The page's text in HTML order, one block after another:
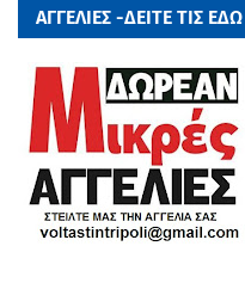
ΑΓΓΕΛΙΕΣ -ΔΕΙΤΕ ΤΙΣ ΕΔΩ